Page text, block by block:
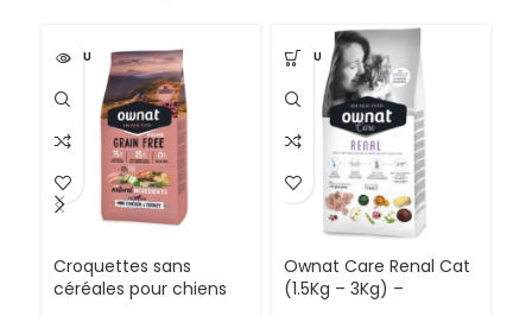
VENDU
Croquettes sans
céréales pour chiens
VENDU
Ownat Care Renal Cat
(1.5Kg – 3Kg) –